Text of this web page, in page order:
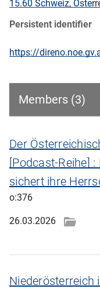
15.60 Schweiz,
Persistent identifier
https://
Members (3)
Der
[Podcast-Reihe]
sichert ihre
o:376
26.03.2026
Niederösterreich